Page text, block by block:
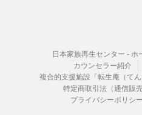
日本家族再生センター - ホ
カウンセラー紹介
複合的支援施設「転生庵（てん
特定商取引法（通信販
プライバシーポリシー